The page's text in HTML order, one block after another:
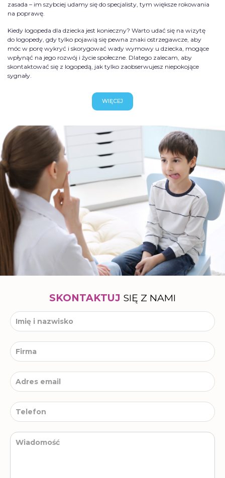
zasada – im szybciej udamy się do specjalisty, tym większe rokowania
na poprawę.
Kiedy logopeda dla dziecka jest konieczny? Warto udać się na wizytę
do logopedy, gdy tylko pojawią się pewna znaki ostrzegawcze, aby
móc w porę wykryć i skorygować wady wymowy u dziecka, mogące
wpłynąć na jego rozwój i życie społeczne. Dlatego zalecam, aby
skontaktować się z logopedą, jak tylko zaobserwujesz niepokojące
sygnały.
WIĘCEJ
SKONTAKTUJ SIĘ Z NAMI